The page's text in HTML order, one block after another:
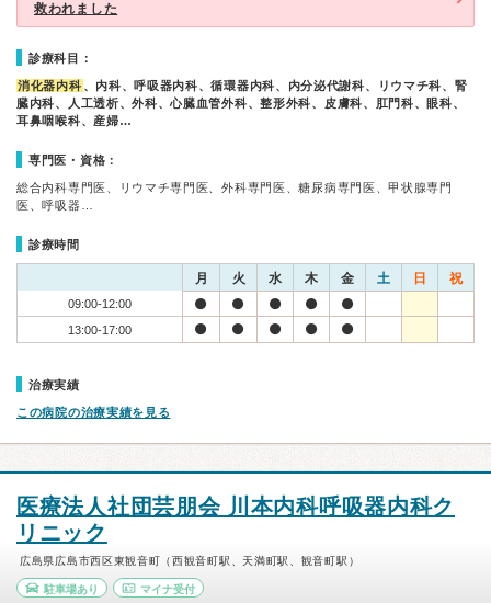
救われました
診療科目：
消化器内科 、内科、呼吸器内科、循環器内科、内分泌代謝科、リウマチ科、腎
臓内科、人工透析、外科、心臓血管外科、整形外科、皮膚科、肛門科、眼科、
耳鼻咽喉科、産婦…
専門医・資格：
総合内科専門医、リウマチ専門医、外科専門医、糖尿病専門医、甲状腺専門
医、呼吸器…
診療時間
月 火 水 木 金 土 日 祝
09:00-12:00
13:00-17:00
治療実績
この病院の治療実績を見る
医療法人社団芸朋会 川本内科呼吸器内科ク
リニック
広島県広島市西区東観音町（西観音町駅、天満町駅、観音町駅）
駐車場あり マイナ受付